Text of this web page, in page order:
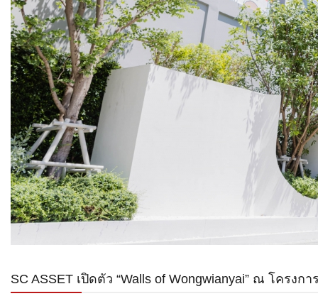
SC ASSET เปิดตัว “Walls of Wongwianyai” ณ โครงก